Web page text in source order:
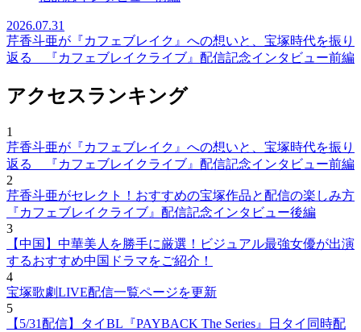
2026.07.31
芹香斗亜が『カフェブレイク』への想いと、宝塚時代を振り
返る 『カフェブレイクライブ』配信記念インタビュー前編
アクセスランキング
1
芹香斗亜が『カフェブレイク』への想いと、宝塚時代を振り
返る 『カフェブレイクライブ』配信記念インタビュー前編
2
芹香斗亜がセレクト！おすすめの宝塚作品と配信の楽しみ方
『カフェブレイクライブ』配信記念インタビュー後編
3
【中国】中華美人を勝手に厳選！ビジュアル最強女優が出演
するおすすめ中国ドラマをご紹介！
4
宝塚歌劇LIVE配信一覧ページを更新
5
【5/31配信】タイBL『PAYBACK The Series』日タイ同時配